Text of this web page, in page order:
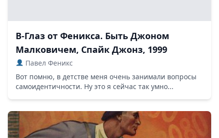
В-Глаз от Феникса. Быть Джоном
Малковичем, Спайк Джонз, 1999
Павел Феникс
Вот помню, в детстве меня очень занимали вопросы
самоидентичности. Ну это я сейчас так умно...